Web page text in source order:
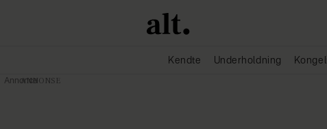
Kendte Underholdning
Annonce